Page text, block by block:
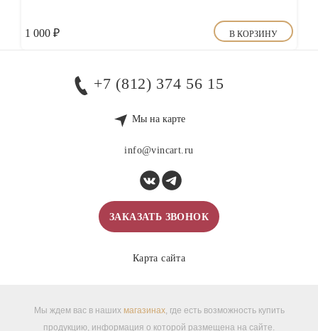
1 000 ₽ В КОРЗИНУ
+7 (812) 374 56 15
Мы на карте
info@vincart.ru
ЗАКАЗАТЬ ЗВОНОК
Карта сайта
Мы ждем вас в наших магазинах, где есть возможность купить
продукцию, информация о которой размещена на сайте.